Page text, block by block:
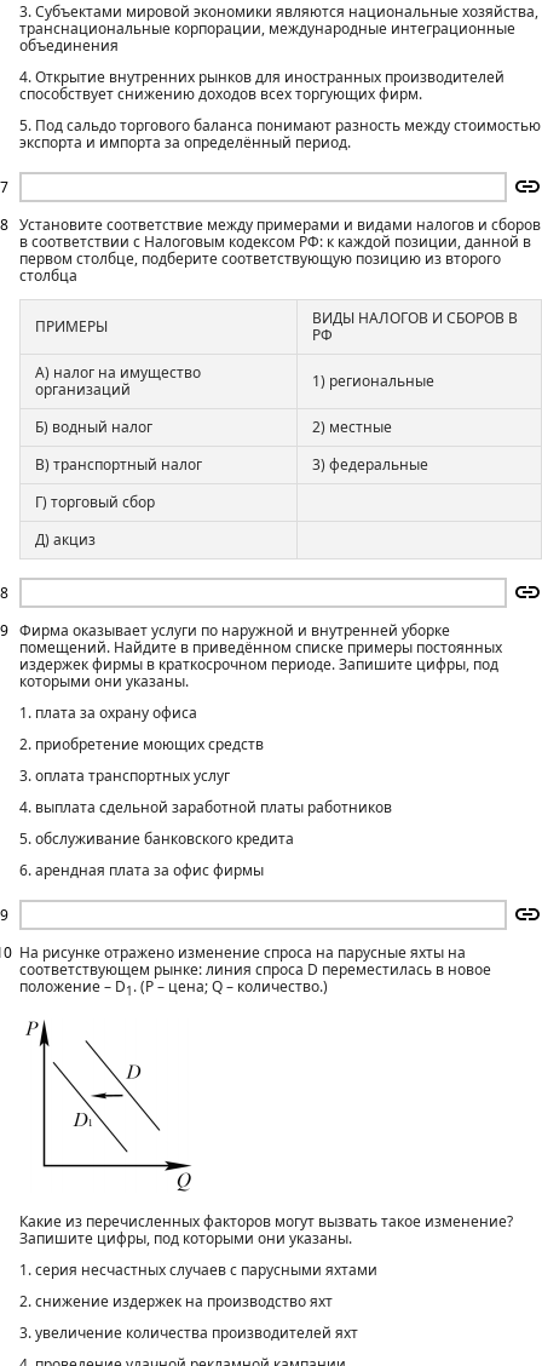
7
3. Субъектами мировой экономики являются национальные хозяйства,
транснациональные корпорации, международные интеграционные
объединения
4. Открытие внутренних рынков для иностранных производителей
способствует снижению доходов всех торгующих фирм.
5. Под сальдо торгового баланса понимают разность между стоимостью
экспорта и импорта за определённый период.
8
8
Установите соответствие между примерами и видами налогов и сборов
в соответствии с Налоговым кодексом РФ: к каждой позиции, данной в
первом столбце, подберите соответствующую позицию из второго
столбца
ПРИМЕРЫ
ВИДЫ НАЛОГОВ И СБОРОВ В
РФ
А) налог на имущество
организаций
1) региональные
Б) водный налог
2) местные
В) транспортный налог
3) федеральные
Г) торговый сбор
Д) акциз
9
9
Фирма оказывает услуги по наружной и внутренней уборке
помещений. Найдите в приведённом списке примеры постоянных
издержек фирмы в краткосрочном периоде. Запишите цифры, под
которыми они указаны.
1. плата за охрану офиса
2. приобретение моющих средств
3. оплата транспортных услуг
4. выплата сдельной заработной платы работников
5. обслуживание банковского кредита
6. арендная плата за офис фирмы
На рисунке отражено изменение спроса на парусные яхты на
соответствующем рынке: линия спроса D переместилась в новое
положение – D1 . (P – цена; Q – количество.)
Какие из перечисленных факторов могут вызвать такое изменение?
Запишите цифры, под которыми они указаны.
1. серия несчастных случаев с парусными яхтами
2. снижение издержек на производство яхт
3. увеличение количества производителей яхт